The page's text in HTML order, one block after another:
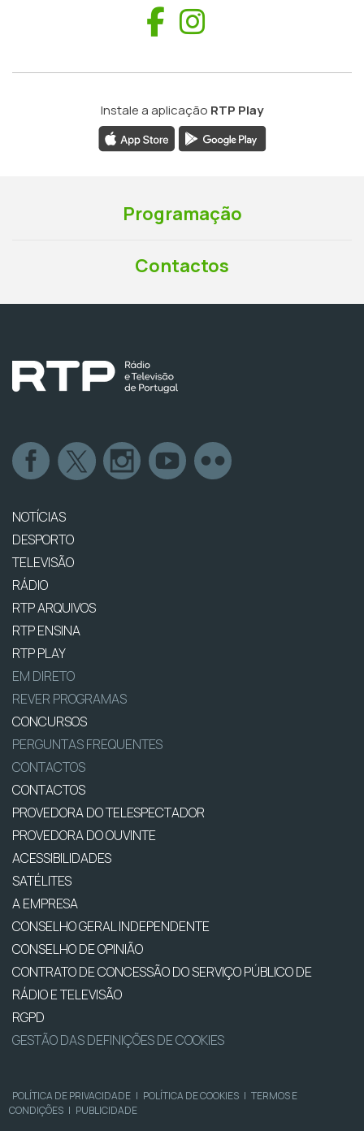
Facebook
Instale a aplicação RTP Play
Programação
Contactos
NOTÍCIAS
DESPORTO
TELEVISÃO
RÁDIO
RTP ARQUIVOS
RTP ENSINA
RTP PLAY
EM DIRETO
REVER PROGRAMAS
CONCURSOS
PERGUNTAS FREQUENTES
CONTACTOS
CONTACTOS
PROVEDORA DO TELESPECTADOR
PROVEDORA DO OUVINTE
ACESSIBILIDADES
SATÉLITES
A EMPRESA
CONSELHO GERAL INDEPENDENTE
CONSELHO DE OPINIÃO
CONTRATO DE CONCESSÃO DO SERVIÇO PÚBLICO DE
RÁDIO E TELEVISÃO
RGPD
GESTÃO DAS DEFINIÇÕES DE COOKIES
POLÍTICA DE PRIVACIDADE | POLÍTICA DE COOKIES | TERMOS E
CONDIÇÕES | PUBLICIDADE